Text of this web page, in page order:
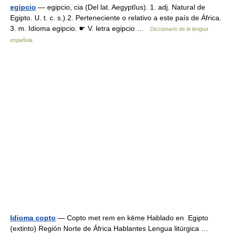
egipcio — egipcio, cia (Del lat. Aegyptĭus). 1. adj. Natural de
Egipto. U. t. c. s.) 2. Perteneciente o relativo a este país de África.
3. m. Idioma egipcio. ☛ V. letra egipcio …
Diccionario de la lengua
española
Idioma copto — Copto met rem en kēme Hablado en Egipto
(extinto) Región Norte de África Hablantes Lengua litúrgica …